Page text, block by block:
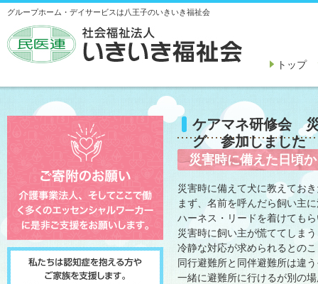
グループホーム・デイサービスは八王子のいきいき福祉会
トップ
ケアマネ研修会 災
グ 参加しまし
災害時に備えた日頃
災害時に備えて犬に教えてお
まず、名前を呼んだら飼い主
ハーネス・リードを着けても
災害時に飼い主が慌ててしま
冷静な対応が求められるとの
同行避難所と同伴避難所は違
一緒に避難所に行けるが別の